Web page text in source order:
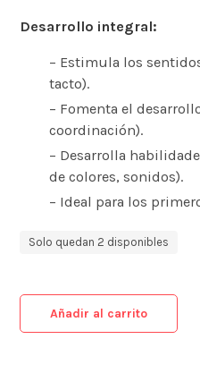
Desarrollo integral:
– Estimula los
tacto).
– Fomenta el
coordinación).
– Desarrolla
de colores, sonidos).
– Ideal para los
Solo quedan 2 disponibles
Añadir al carrito